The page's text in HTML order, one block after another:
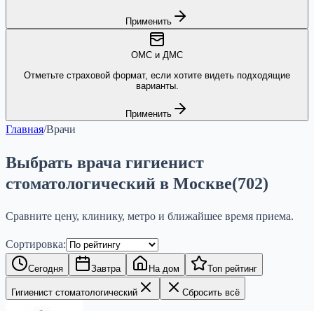
Применить
ОМС и ДМС
Отметьте страховой формат, если хотите видеть подходящие
варианты.
Применить
Главная/Врачи
Выбрать врача гигиенист
стоматологический в Москве(702)
Сравните цену, клинику, метро и ближайшее время приема.
Сортировка:
Сегодня Завтра На дом Топ рейтинг
Гигиенист стоматологический Сбросить всё